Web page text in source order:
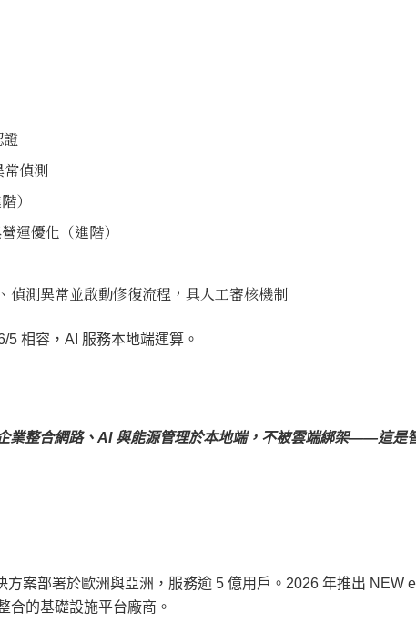
證
偵測
）
運優化（進階）
偵測異常並啟動修復流程，具人工審核機制
相容，AI 服務本地端運算。
業整合網路、AI 與能源管理於本地端，不被雲端綁架——這是
案部署於歐洲與亞洲，服務逾 5 億用戶。2026 年推出 NEW
合的基礎設施平台廠商。